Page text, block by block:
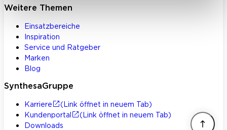
Weitere Themen
Einsatzbereiche
Inspiration
Service und Ratgeber
Marken
Blog
SynthesaGruppe
Karriere
(Link öffnet in neuem Tab)
Kundenportal
(Link öffnet in neuem Tab)
Downloads